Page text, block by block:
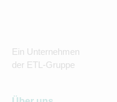
Ein Unternehmen
der ETL-Gruppe